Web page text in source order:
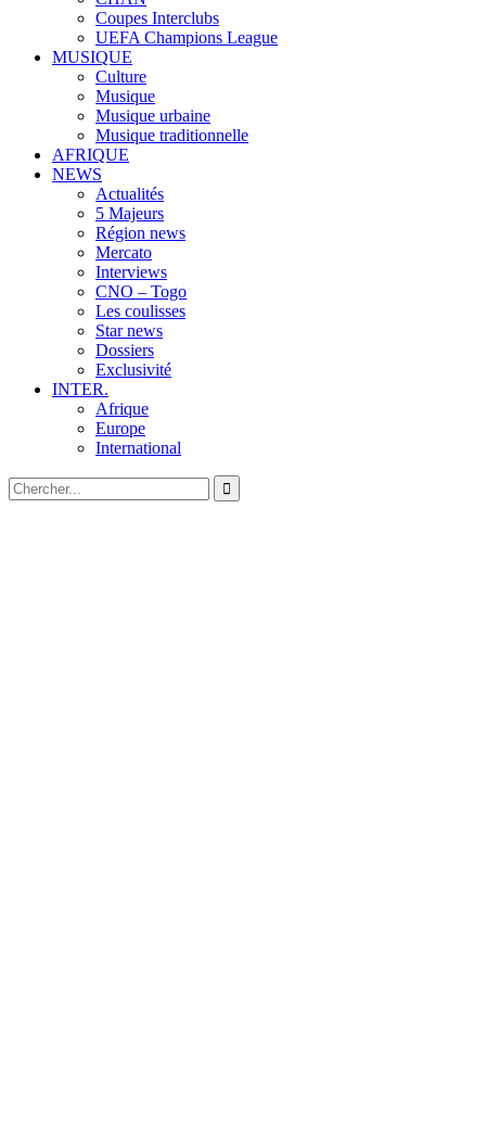
Coupes Interclubs
UEFA Champions League
MUSIQUE
Culture
Musique
Musique urbaine
Musique traditionnelle
AFRIQUE
NEWS
Actualités
5 Majeurs
Région news
Mercato
Interviews
CNO – Togo
Les coulisses
Star news
Dossiers
Exclusivité
INTER.
Afrique
Europe
International